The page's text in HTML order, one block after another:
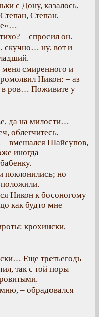
с Дону, казалось,
Степан,
– спросил он.
скучно… ну, вот и
смиренного и
Никон: – аз
в ров… Поживите у
да на милости…
облегчитесь,
– вмешался Шайсупов,
иногда
поклонились; но
положили.
Никон к босоногому
как будто мне
крохински, –
Еще третьегодь
так с той поры
– обрадовался